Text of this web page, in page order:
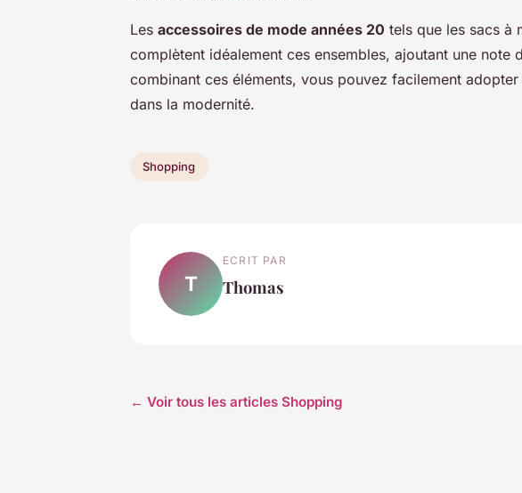
Les accessoires de mode années 20 tels que les sacs à
complètent idéalement ces ensembles, ajoutant une note
combinant ces éléments, vous pouvez facilement
dans la modernité.
Shopping
T
ECRIT PAR
Thomas
← Voir tous les articles Shopping